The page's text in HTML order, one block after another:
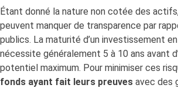
Étant donné la nature non cotée des
peuvent manquer de transparence par
publics. La maturité d’un investissement
nécessite généralement 5 à 10 ans avant
potentiel maximum. Pour minimiser ces
fonds ayant fait leurs preuves avec des